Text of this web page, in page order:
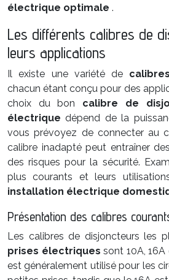
électrique optimale .
Les différents calibres de
leurs applications
Il existe une variété de
chacun étant conçu pour des
choix du bon calibre de
électriquedépend de la
vous prévoyez de connecter au
calibre inadapté peut entraîner
des risques pour la sécurité.
plus courants et leurs
installation électrique
Présentation des calibres
Les calibres de disjoncteurs les
prises électriquessont 10A,
est généralement utilisé pour les